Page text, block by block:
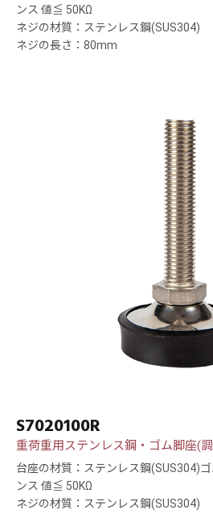
ンス 値≦ 50KΩ
ネジの材質：ステンレス鋼(SUS304)
ネジの長さ：80mm
S7020100R
重荷重用ステンレス鋼・ゴム脚座(
台座の材質：ステンレス鋼(SUS304)
ンス 値≦ 50KΩ
ネジの材質：ステンレス鋼(SUS304)